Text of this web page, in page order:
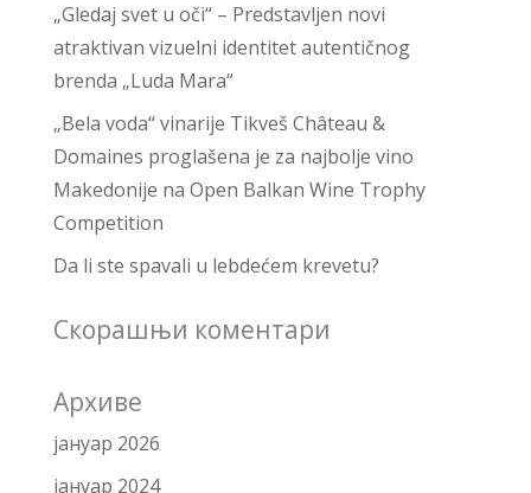
„Gledaj svet u oči“ – Predstavljen novi
atraktivan vizuelni identitet autentičnog
brenda „Luda Mara“
„Bela voda“ vinarije Tikveš Château &
Domaines proglašena je za najbolje vino
Makedonije na Open Balkan Wine Trophy
Competition
Da li ste spavali u lebdećem krevetu?
Скорашњи коментари
Архиве
јануар 2026
јануар 2024